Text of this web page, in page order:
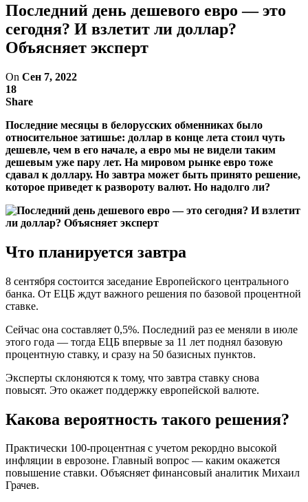
Последний день дешевого евро — это
сегодня? И взлетит ли доллар?
Объясняет эксперт
On Сен 7, 2022
18
Share
Последние месяцы в белорусских обменниках было
относительное затишье: доллар в конце лета стоил чуть
дешевле, чем в его начале, а евро мы не видели таким
дешевым уже пару лет. На мировом рынке евро тоже
сдавал к доллару. Но завтра может быть принято решение,
которое приведет к развороту валют. Но надолго ли?
Что планируется завтра
8 сентября состоится заседание Европейского центрального
банка. От ЕЦБ ждут важного решения по базовой процентной
ставке.
Сейчас она составляет 0,5%. Последний раз ее меняли в июле
этого года — тогда ЕЦБ впервые за 11 лет поднял базовую
процентную ставку, и сразу на 50 базисных пунктов.
Эксперты склоняются к тому, что завтра ставку снова
повысят. Это окажет поддержку европейской валюте.
Какова вероятность такого решения?
Практически 100-процентная с учетом рекордно высокой
инфляции в еврозоне. Главный вопрос — каким окажется
повышение ставки. Объясняет финансовый аналитик Михаил
Грачев.